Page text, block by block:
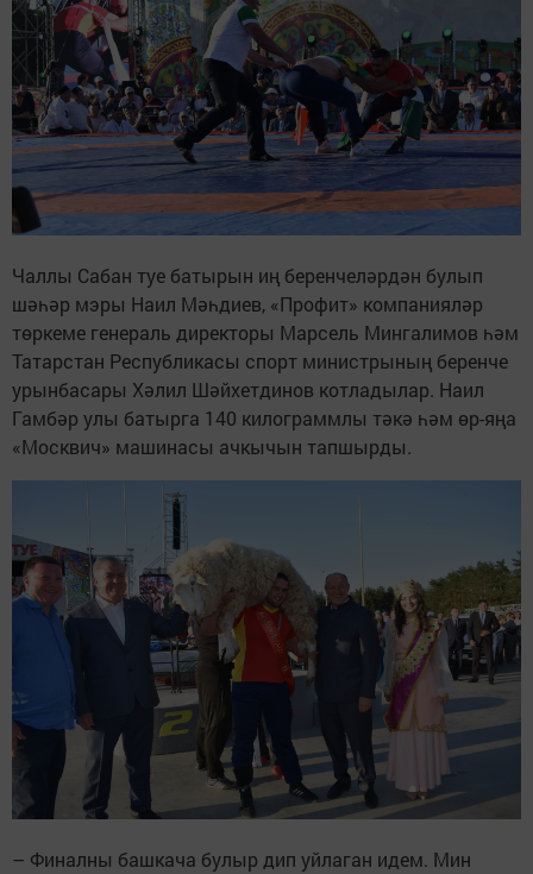
Чаллы Сабан туе батырын иң беренчеләрдән булып
шәһәр мэры Наил Мәһдиев, «Профит» компанияләр
төркеме генераль директоры Марсель Мингалимов һәм
Татарстан Республикасы спорт министрының беренче
урынбасары Хәлил Шәйхетдинов котладылар. Наил
Гамбәр улы батырга 140 килограммлы тәкә һәм өр-яңа
«Москвич» машинасы ачкычын тапшырды.
– Финалны башкача булыр дип уйлаган идем. Мин